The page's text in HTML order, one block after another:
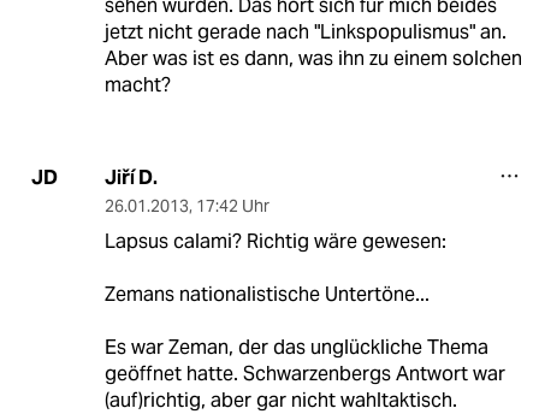
sehen würden. Das hört sich für mich beides
jetzt nicht gerade nach "Linkspopulismus" an.
Aber was ist es dann, was ihn zu einem solchen
macht?
JD Jiří D.
26.01.2013, 17:42 Uhr
Lapsus calami? Richtig wäre gewesen:
Zemans nationalistische Untertöne...
Es war Zeman, der das unglückliche Thema
geöffnet hatte. Schwarzenbergs Antwort war
(auf)richtig, aber gar nicht wahltaktisch.